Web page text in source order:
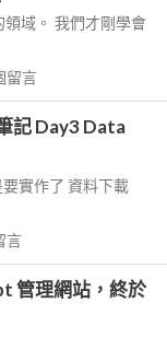
域。 我們才剛學會
留言
記 Day3 Data
實作了 資料下載
言
管理網站，終於